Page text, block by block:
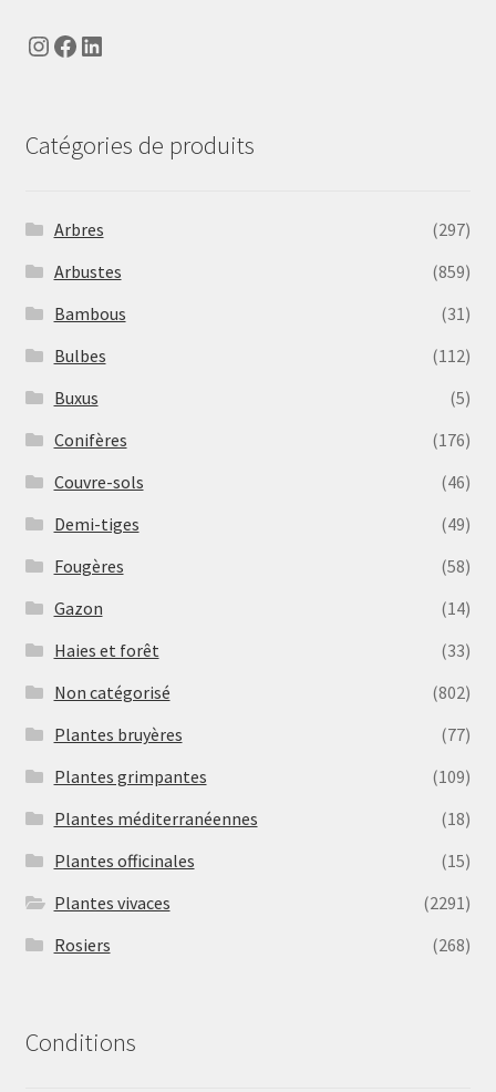
Instagram
Facebook
LinkedIn
Catégories de produits
Arbres
(297)
Arbustes
(859)
Bambous
(31)
Bulbes
(112)
Buxus
(5)
Conifères
(176)
Couvre-sols
(46)
Demi-tiges
(49)
Fougères
(58)
Gazon
(14)
Haies et forêt
(33)
Non catégorisé
(802)
Plantes bruyères
(77)
Plantes grimpantes
(109)
Plantes méditerranéennes
(18)
Plantes officinales
(15)
Plantes vivaces
(2291)
Rosiers
(268)
Conditions